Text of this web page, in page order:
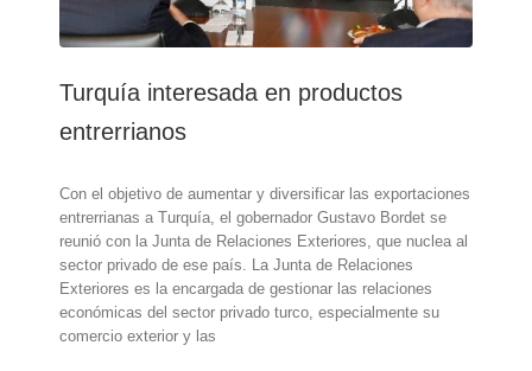
más
Turquía interesada en productos
entrerrianos
Con el objetivo de aumentar y diversificar las exportaciones
entrerrianas a Turquía, el gobernador Gustavo Bordet se
reunió con la Junta de Relaciones Exteriores, que nuclea al
sector privado de ese país. La Junta de Relaciones
Exteriores es la encargada de gestionar las relaciones
económicas del sector privado turco, especialmente su
comercio exterior y las